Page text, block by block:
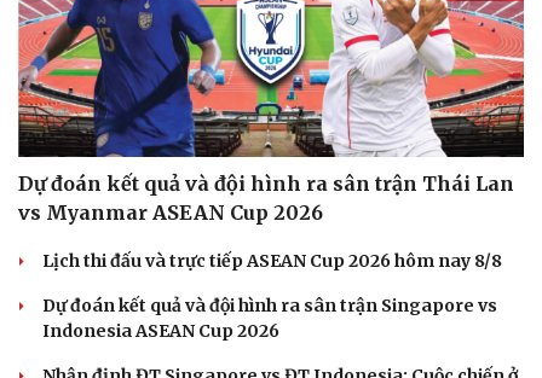
Dự đoán kết quả và đội hình ra sân trận Thái Lan
vs Myanmar ASEAN Cup 2026
Lịch thi đấu và trực tiếp ASEAN Cup 2026 hôm nay 8/8
Dự đoán kết quả và đội hình ra sân trận Singapore vs
Indonesia ASEAN Cup 2026